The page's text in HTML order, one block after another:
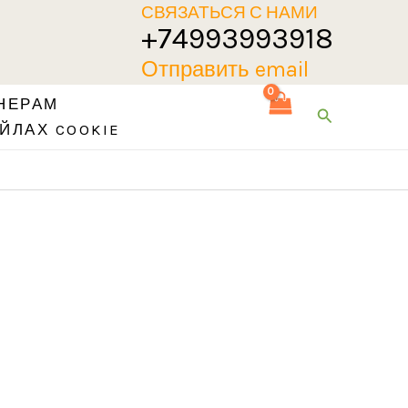
СВЯЗАТЬСЯ С НАМИ
+74993993918
Отправить email
COOKIE
Поиск